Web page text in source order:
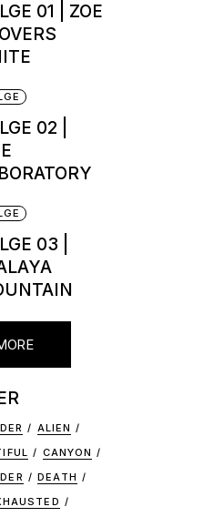
01 | ZOE
02 |
03 |
ALIEN
CANYON
DEATH